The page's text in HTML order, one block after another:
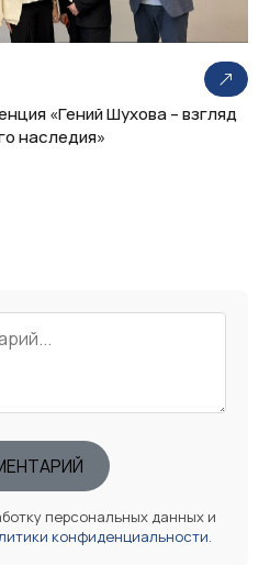
«Гений Шухова – взгляд
наследия»
персональных данных и
конфиденциальности.